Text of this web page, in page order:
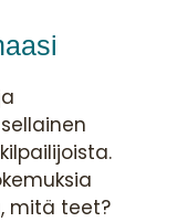
mitä teet?